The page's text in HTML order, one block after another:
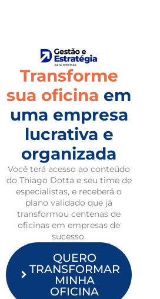
Transforme
sua oficina em
uma empresa
lucrativa e
organizada
Você terá acesso ao conteúdo
do Thiago Dotta e seu time de
especialistas, e receberá o
plano validado que já
transformou centenas de
oficinas em empresas de
sucesso.
QUERO
TRANSFORMAR
MINHA
OFICINA